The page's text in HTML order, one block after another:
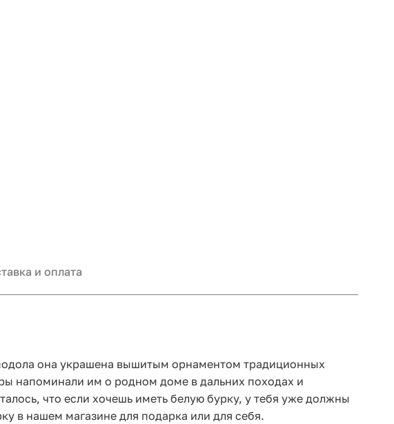
и оплата
она украшена вышитым орнаментом традиционных
напоминали им о родном доме в дальних походах и
что если хочешь иметь белую бурку, у тебя уже должны
в нашем магазине для подарка или для себя.